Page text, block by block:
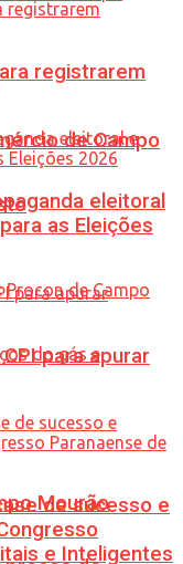
de Campo
Mourão
registrarem
eleitoral
as Eleições
para apurar
de sucesso e
e Inteligentes